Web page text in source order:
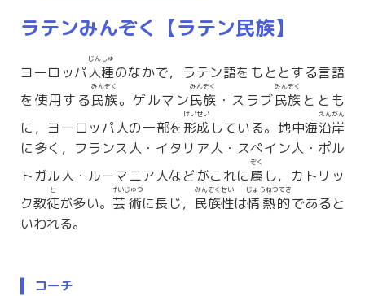
ラテンみんぞく【ラテン民族】
ヨーロッパ人種
じんしゅ
のなかで，ラテン語をもととする言語
を使用する民族
みんぞく
。ゲルマン民族
みんぞく
・スラブ民族
みんぞく
ととも
に，ヨーロッパ人の一部を 形成
けいせい
している。地中海沿岸
えんがん
に多く，フランス人・イタリア人・スペイン人・ポル
トガル人・ルーマニア人などがこれに属
ぞく
し，カトリッ
ク教徒
と
が多い。 芸術
げいじゅつ
に長じ， 民族性
みんぞくせい
は情熱的
じょうねつてき
であると
いわれる。
コーチ